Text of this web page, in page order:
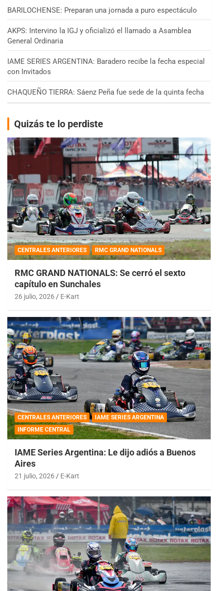
BARILOCHENSE: Preparan una jornada a puro espectáculo
AKPS: Intervino la IGJ y oficializó el llamado a Asamblea
General Ordinaria
IAME SERIES ARGENTINA: Baradero recibe la fecha especial
con Invitados
CHAQUEÑO TIERRA: Sáenz Peña fue sede de la quinta fecha
Quizás te lo perdiste
CENTRALES ANTERIORES RMC GRAND NATIONALS
RMC GRAND NATIONALS: Se cerró el sexto
capítulo en Sunchales
26 julio, 2026 E-Kart
CENTRALES ANTERIORES
IAME SERIES ARGENTINA
INFORME CENTRAL
IAME Series Argentina: Le dijo adiós a Buenos
Aires
21 julio, 2026 E-Kart